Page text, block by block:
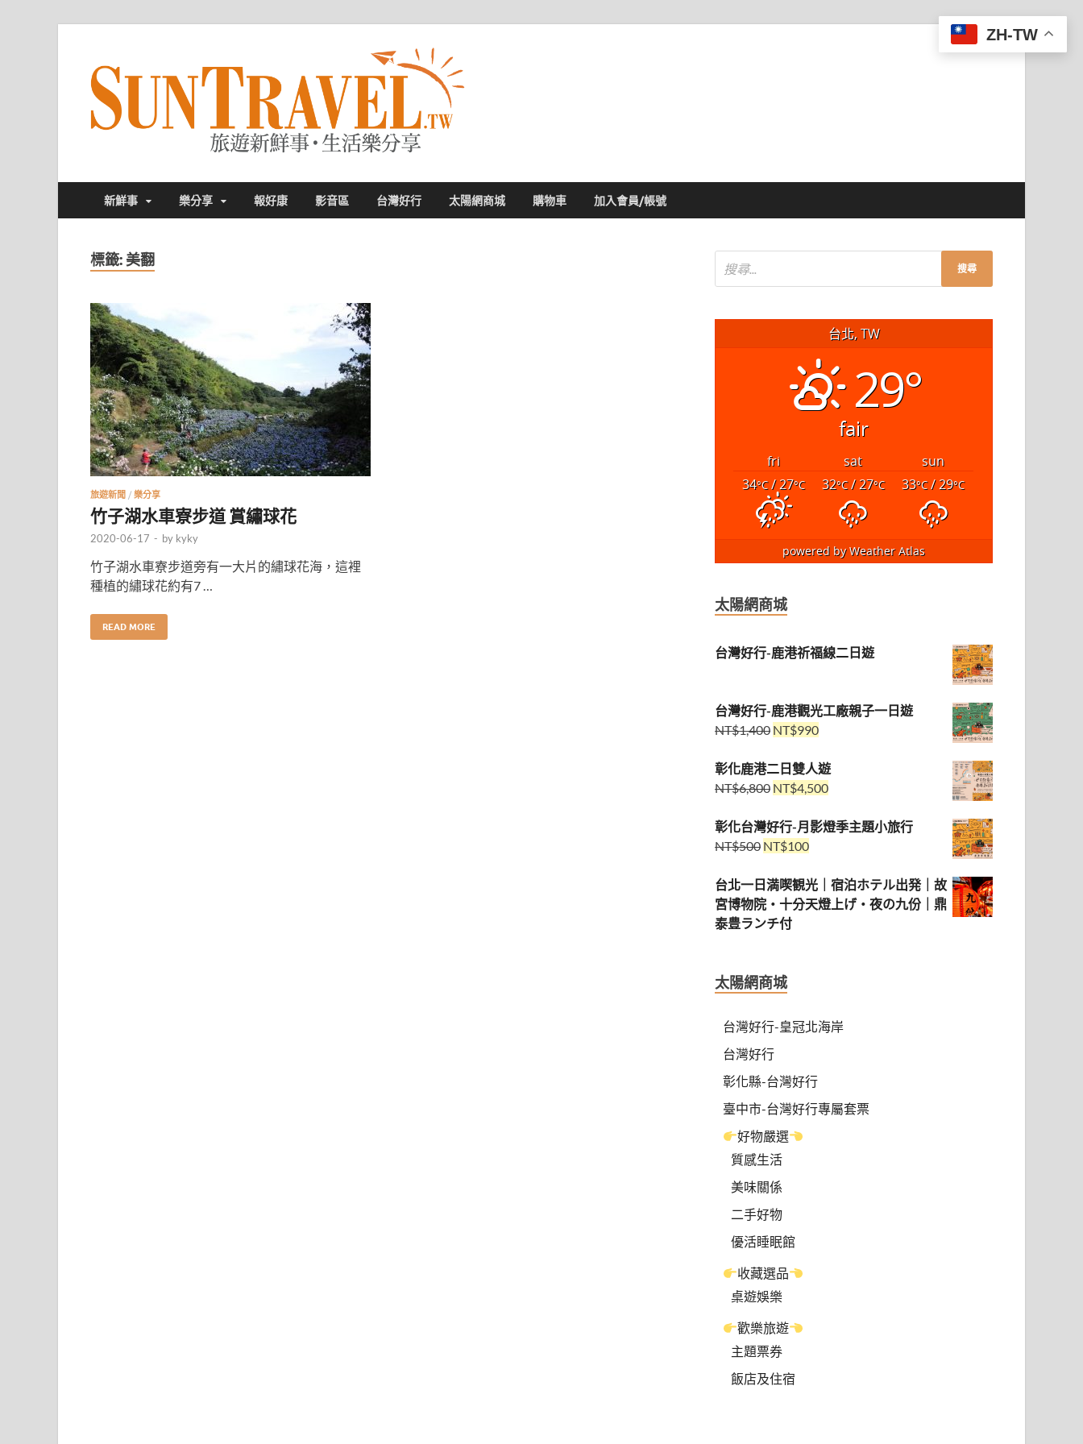
新鮮事 樂分享 報好康 影音區 台灣好行 太陽網商城 購物車 加入會員/帳號
標籤: 美翻
旅遊新聞 / 樂分享
竹子湖水車寮步道 賞繡球花
2020-06-17 - by kyky
竹子湖水車寮步道旁有一大片的繡球花海，這裡
種植的繡球花約有7 …
READ MORE
台北, TW
29°
fair
fri sat
sun
34°C/ 27°C 32°C/ 27°C 33°C/ 29°C
powered byWeather Atlas
太陽網商城
台灣好行-鹿港祈福線二日遊
台灣好行-鹿港觀光工廠親子一日遊
NT$1,400 NT$990
彰化鹿港二日雙人遊
NT$6,800 NT$4,500
彰化台灣好行-月影燈季主題小旅行
NT$500 NT$100
台北一日満喫観光｜宿泊ホテル出発｜故
宮博物院・十分天燈上げ・夜の九份｜鼎
泰豊ランチ付
太陽網商城
台灣好行-皇冠北海岸
台灣好行
彰化縣-台灣好行
臺中市-台灣好行專屬套票
好物嚴選
質感生活
美味關係
二手好物
優活睡眠館
收藏選品
桌遊娛樂
歡樂旅遊
主題票券
飯店及住宿
ZH-TW